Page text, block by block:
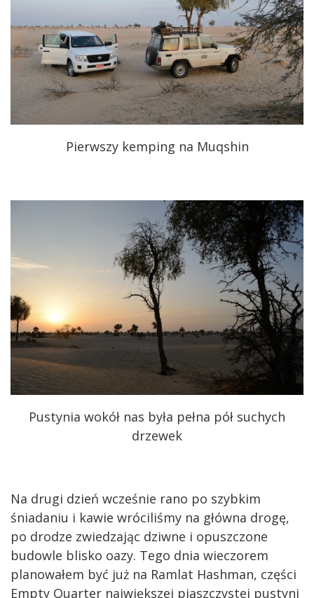
Pierwszy kemping na Muqshin
Pustynia wokół nas była pełna pół suchych
drzewek
Na drugi dzień wcześnie rano po szybkim
śniadaniu i kawie wróciliśmy na główna drogę,
po drodze zwiedzając dziwne i opuszczone
budowle blisko oazy. Tego dnia wieczorem
planowałem być już na Ramlat Hashman, części
Empty Quarter największej piaszczystej pustyni